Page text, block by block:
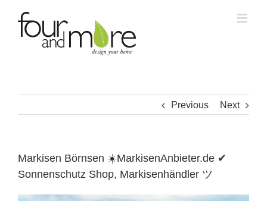
content
Previous Next
Markisen Börnsen ☀️MarkisenAnbieter.de ✔
Sonnenschutz Shop, Markisenhändler ツ